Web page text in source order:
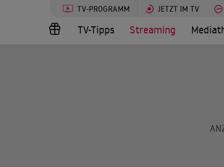
TV-PROGRAMM JETZT IM TV
TV-Tipps Streaming